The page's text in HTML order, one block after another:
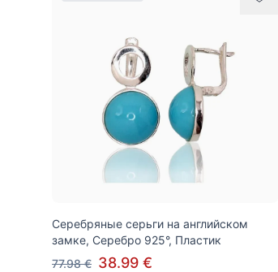
Серебряные серьги на английском
замке, Серебро 925°, Пластик
77.98 € 38.99 €